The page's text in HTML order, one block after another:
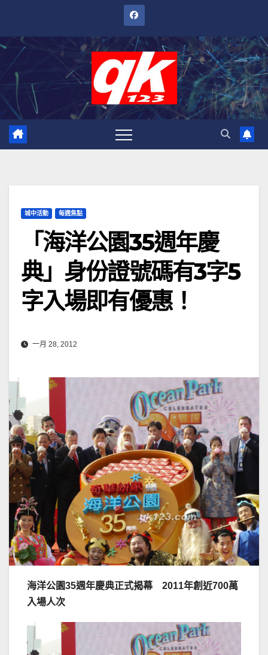
內
城中活動 每週焦點
「海洋公園35週年慶
典」身份證號碼有3字5
字入場即有優惠！
一月 28, 2012
海洋公園35週年慶典正式揭幕 2011年創近700萬
入場人次